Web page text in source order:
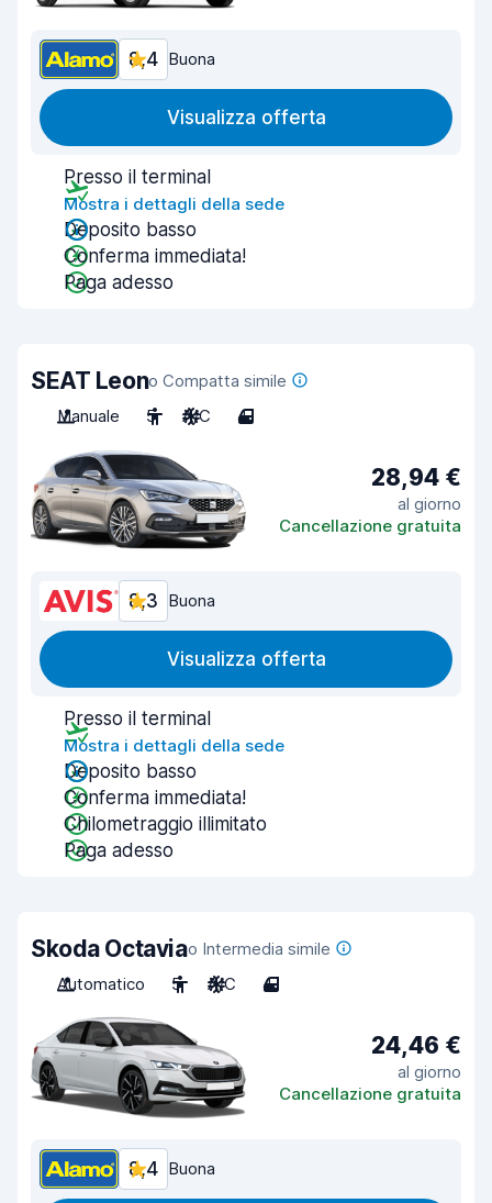
8,4 Buona
Visualizza offerta
Presso il terminal
Mostra i dettagli della sede
Deposito basso
Conferma immediata!
Paga adesso
SEAT Leono Compatta simile
Manuale
5 A/C 4
28,94 €
al giorno
Cancellazione gratuita
8,3 Buona
Visualizza offerta
Presso il terminal
Mostra i dettagli della sede
Deposito basso
Conferma immediata!
Chilometraggio illimitato
Paga adesso
Skoda Octaviao Intermedia simile
Automatico
5 A/C 4
24,46 €
al giorno
Cancellazione gratuita
8,4 Buona